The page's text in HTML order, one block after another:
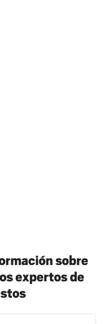
sobre
expertos de